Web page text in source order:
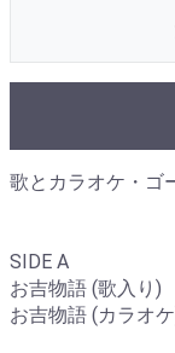
歌とカラオケ・ゴ
SIDE A
お吉物語 (歌入り)
お吉物語 (カラオ